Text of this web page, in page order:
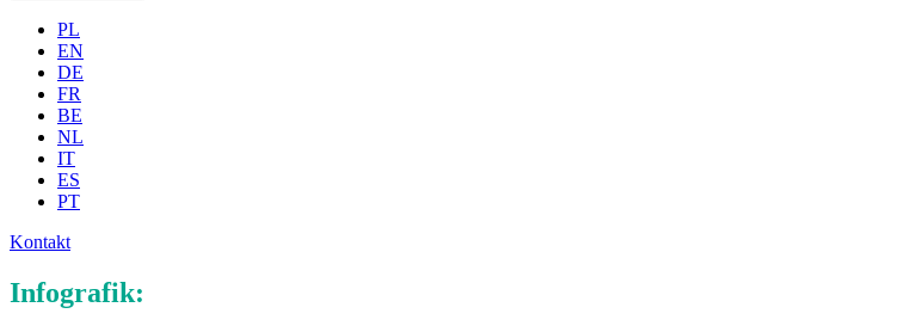
PL
EN
DE
FR
BE
NL
IT
ES
PT
Kontakt
Infografik: